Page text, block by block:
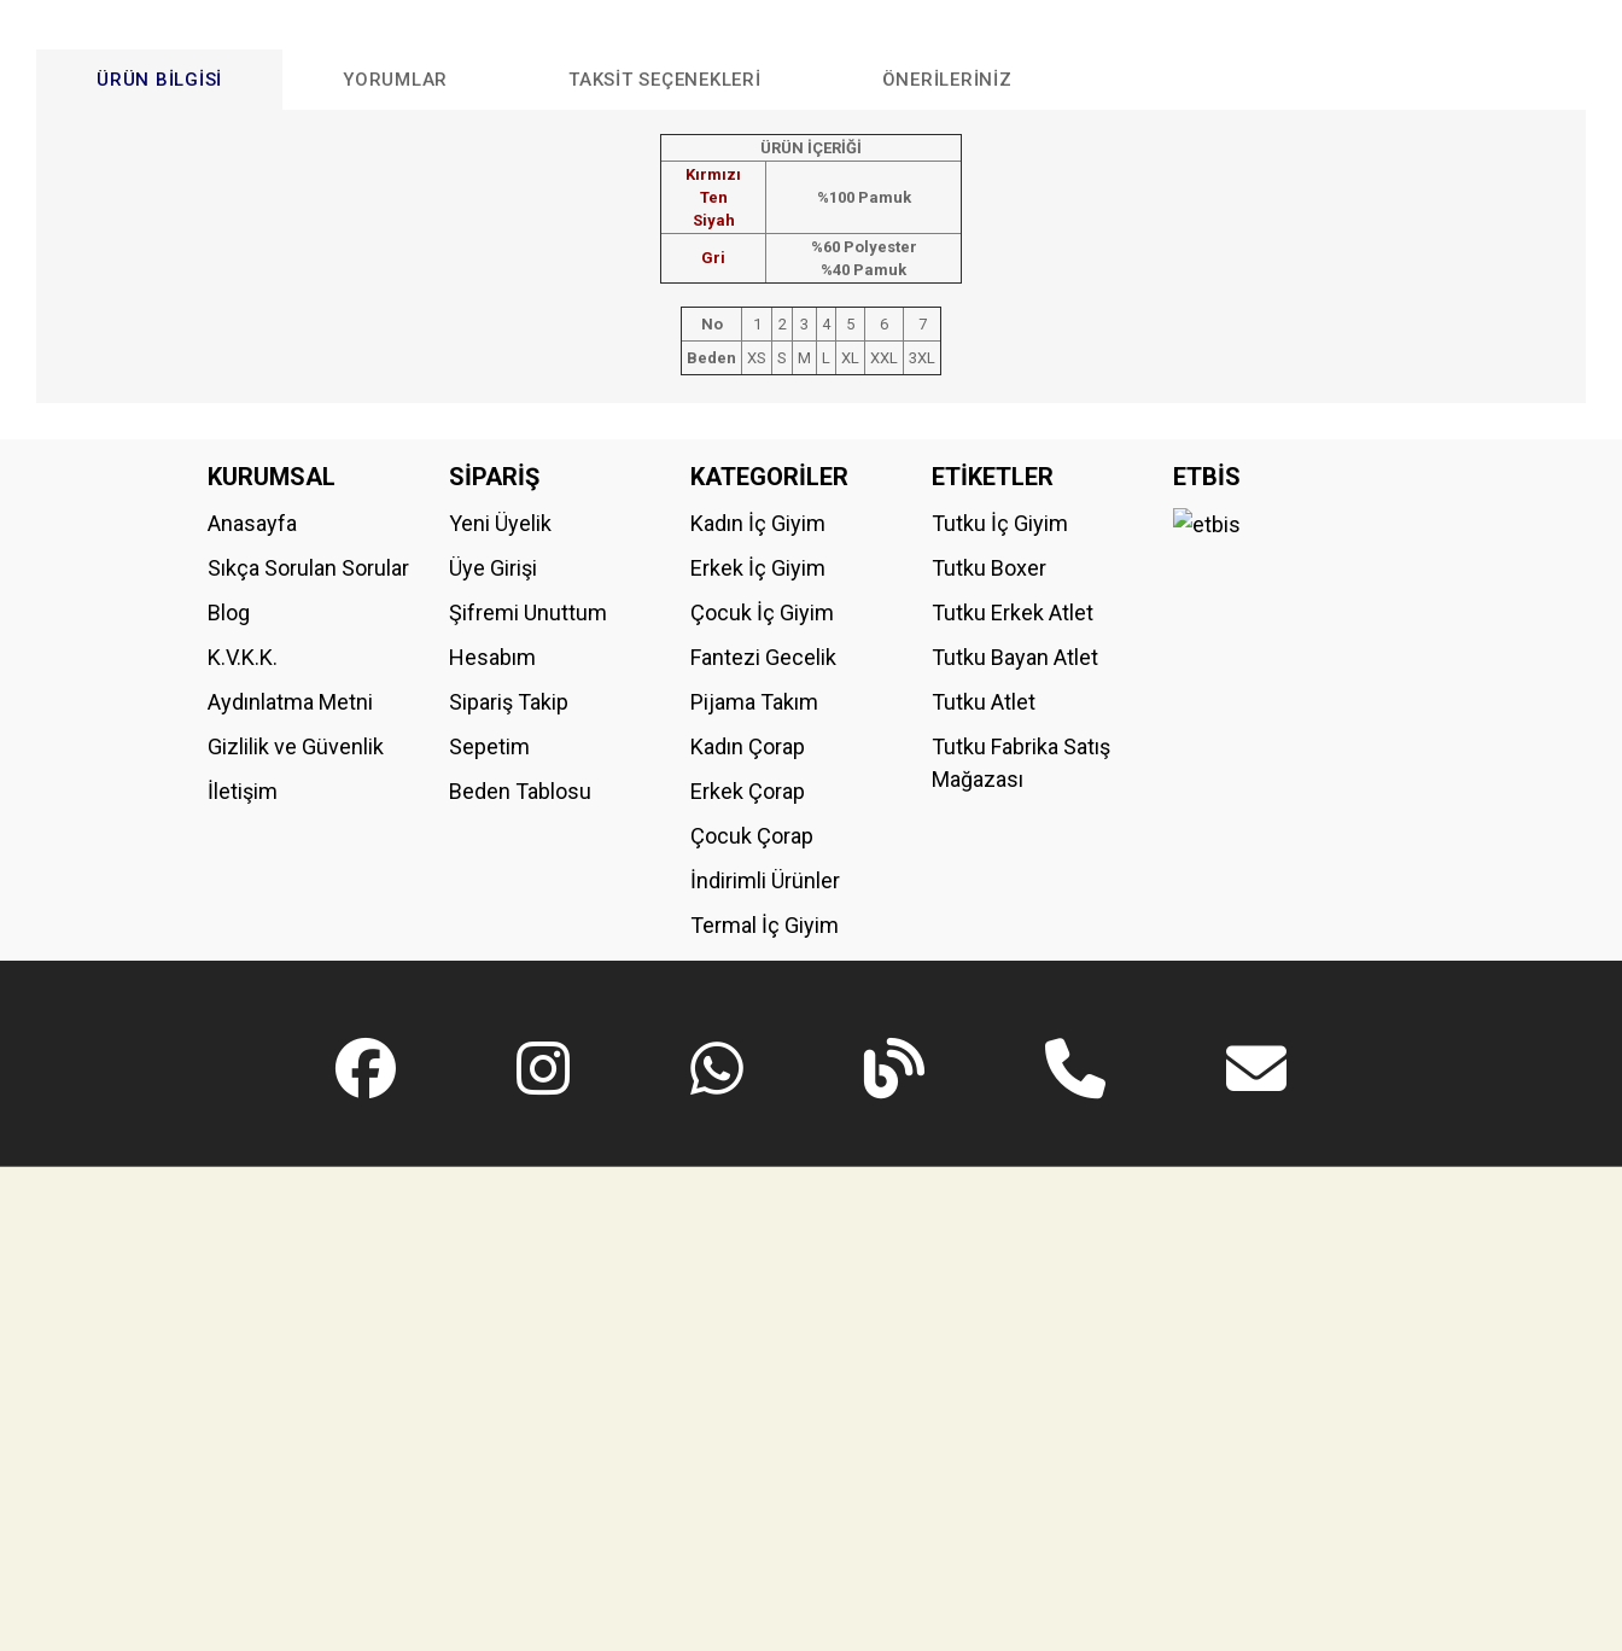
ÜRÜN BILGISI YORUMLAR TAKSIT SEÇENEKLERI ÖNERILERINIZ
ÜRÜN İÇERİĞİ
Kırmızı
Ten
Siyah
%100 Pamuk
Gri
%60 Polyester
%40 Pamuk
No 1 2 3 4 5 6
7
Beden
XS S M L XL XXL 3XL
Bu ürüne ilk yorumu siz yapın!
Ürün resmi kalitesiz, bozuk veya görüntülenemiyor.
Ürün fiyatı diğer sitelerden daha pahalı.
Bu ürüne benzer farklı alternatifler olmalı.
KURUMSAL
Anasayfa
Sıkça Sorulan Sorular
Blog
K.V.K.K.
Aydınlatma Metni
Gizlilik ve Güvenlik
İletişim
SİPARİŞ
Yeni Üyelik
Üye Girişi
Şifremi Unuttum
Hesabım
Sipariş Takip
Sepetim
Beden Tablosu
KATEGORİLER
Kadın İç Giyim
Erkek İç Giyim
Çocuk İç Giyim
Fantezi Gecelik
Pijama Takım
Kadın Çorap
Erkek Çorap
Çocuk Çorap
İndirimli Ürünler
Termal İç Giyim
ETİKETLER
Tutku İç Giyim
Tutku Boxer
Tutku Erkek Atlet
Tutku Bayan Atlet
Tutku Atlet
Tutku Fabrika Satış
Mağazası
ETBİS